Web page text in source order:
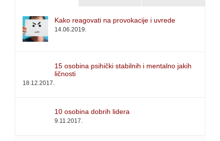
Kako reagovati na provokacije i uvrede
14.06.2019.
15 osobina psihički stabilnih i mentalno jakih
ličnosti
18.12.2017.
10 osobina dobrih lidera
9.11.2017.